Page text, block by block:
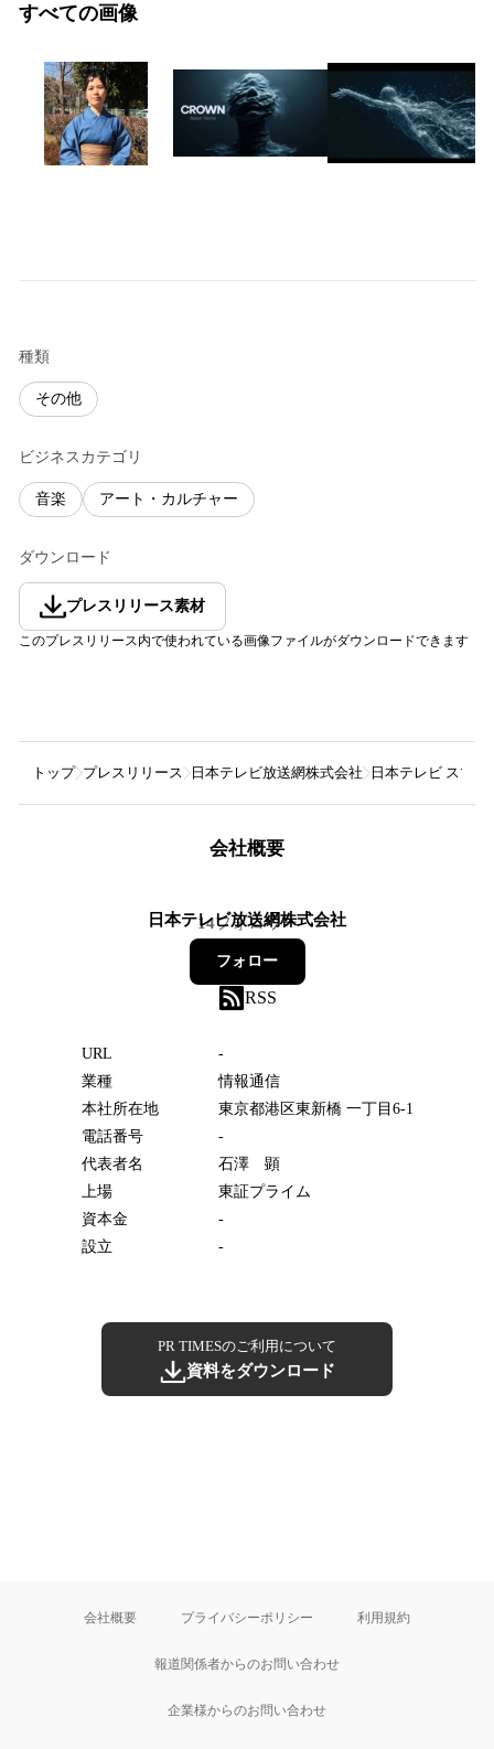
すべての画像
種類
その他
ビジネスカテゴリ
音楽 アート・カルチャー
ダウンロード
プレスリリース素材
このプレスリリース内で使われている画像ファイルがダウンロードできます
トップ プレスリリース 日本テレビ放送網株式会社 日本テレビ スマ
会社概要
日本テレビ放送網株式会社
14フォロワー
フォロー
RSS
URL
-
業種
情報通信
本社所在地
東京都港区東新橋 一丁目6-1
電話番号
-
代表者名
石澤 顕
上場
東証プライム
資本金
-
設立
-
PR TIMESのご利用について
資料をダウンロード
会社概要 プライバシーポリシー 利用規約
報道関係者からのお問い合わせ
企業様からのお問い合わせ